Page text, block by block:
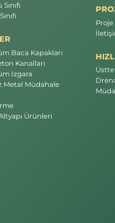
Baca Kapakları
Kanalları
Izgara
Metal Müdahale
Ürünleri
Proje